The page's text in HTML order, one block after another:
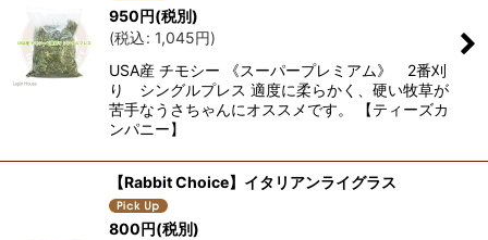
950円(税別)
(税込: 1,045円)
USA産 チモシー 《スーパープレミアム》 2番刈
り シングルプレス 適度に柔らかく、硬い牧草が
苦手なうさちゃんにオススメです。 【ティーズカ
ンパニー】
【Rabbit Choice】イタリアンライグラス
800円(税別)